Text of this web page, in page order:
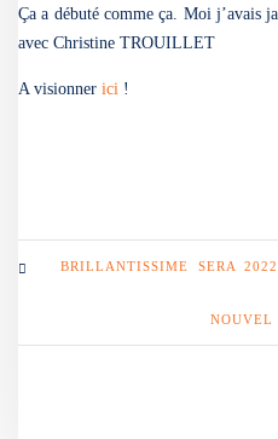
Ça a débuté comme ça. Moi j’avais
avec Christine TROUILLET
A visionner ici !
BRILLANTISSIME SERA